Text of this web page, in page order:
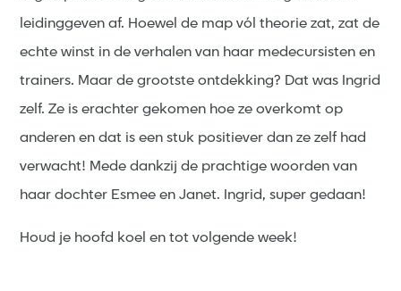
leidinggeven af. Hoewel de map vól theorie zat, zat de
echte winst in de verhalen van haar medecursisten en
trainers. Maar de grootste ontdekking? Dat was Ingrid
zelf. Ze is erachter gekomen hoe ze overkomt op
anderen en dat is een stuk positiever dan ze zelf had
verwacht! Mede dankzij de prachtige woorden van
haar dochter Esmee en Janet. Ingrid, super gedaan!
Houd je hoofd koel en tot volgende week!